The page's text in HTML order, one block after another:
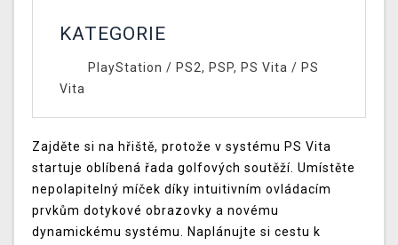
KATEGORIE
PlayStation / PS2, PSP, PS Vita / PS
Vita
Zajděte si na hřiště, protože v systému PS Vita
startuje oblíbená řada golfových soutěží. Umístěte
nepolapitelný míček díky intuitivním ovládacím
prvkům dotykové obrazovky a novému
dynamickému systému. Naplánujte si cestu k